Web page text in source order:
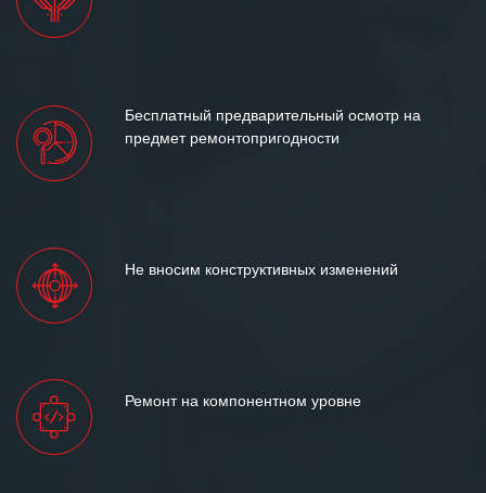
Бесплатный предварительный осмотр на
предмет ремонтопригодности
Не вносим конструктивных изменений
Ремонт на компонентном уровне